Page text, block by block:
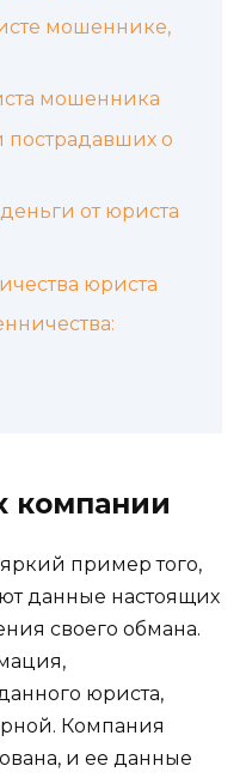
мошеннике,
мошенника
пострадавших о
от юриста
юриста
компании
пример того,
данные настоящих
своего обмана.
юриста,
Компания
и ее данные